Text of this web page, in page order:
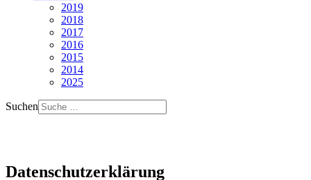
2019
2018
2017
2016
2015
2014
2025
Suchen
Datenschutzerklärung